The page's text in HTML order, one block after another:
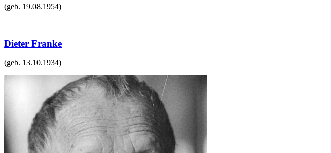
(geb. 19.08.1954)
Dieter Franke
(geb. 13.10.1934)